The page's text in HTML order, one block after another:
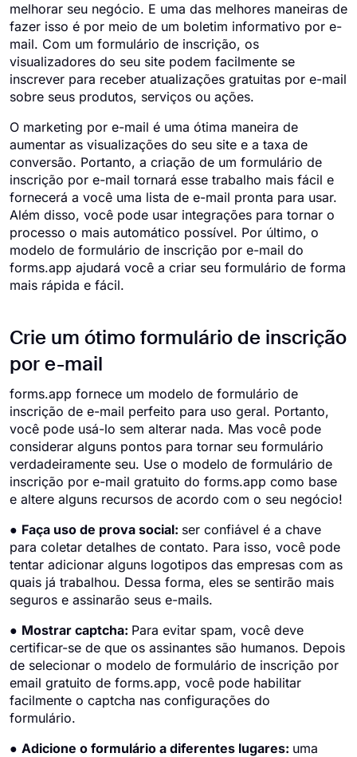
melhorar seu negócio. E uma das melhores maneiras de
fazer isso é por meio de um boletim informativo por e-
mail. Com um formulário de inscrição, os
visualizadores do seu site podem facilmente se
inscrever para receber atualizações gratuitas por e-mail
sobre seus produtos, serviços ou ações.
O marketing por e-mail é uma ótima maneira de
aumentar as visualizações do seu site e a taxa de
conversão. Portanto, a criação de um formulário de
inscrição por e-mail tornará esse trabalho mais fácil e
fornecerá a você uma lista de e-mail pronta para usar.
Além disso, você pode usar integrações para tornar o
processo o mais automático possível. Por último, o
modelo de formulário de inscrição por e-mail do
forms.app ajudará você a criar seu formulário de forma
mais rápida e fácil.
Crie um ótimo formulário de inscrição
por e-mail
forms.app fornece um modelo de formulário de
inscrição de e-mail perfeito para uso geral. Portanto,
você pode usá-lo sem alterar nada. Mas você pode
considerar alguns pontos para tornar seu formulário
verdadeiramente seu. Use o modelo de formulário de
inscrição por e-mail gratuito do forms.app como base
e altere alguns recursos de acordo com o seu negócio!
● Faça uso de prova social: ser confiável é a chave
para coletar detalhes de contato. Para isso, você pode
tentar adicionar alguns logotipos das empresas com as
quais já trabalhou. Dessa forma, eles se sentirão mais
seguros e assinarão seus e-mails.
● Mostrar captcha: Para evitar spam, você deve
certificar-se de que os assinantes são humanos. Depois
de selecionar o modelo de formulário de inscrição por
email gratuito de forms.app, você pode habilitar
facilmente o captcha nas configurações do
formulário.
● Adicione o formulário a diferentes lugares: uma